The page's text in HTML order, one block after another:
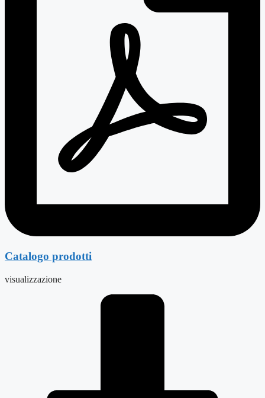
Catalogo prodotti
visualizzazione